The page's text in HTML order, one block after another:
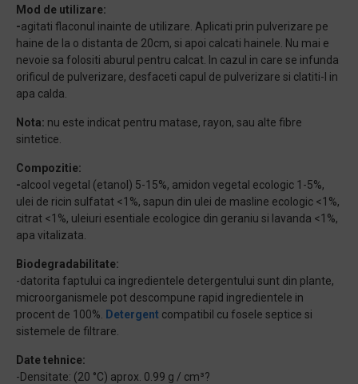
Mod de utilizare:
-agitati flaconul inainte de utilizare. Aplicati prin pulverizare pe
haine de la o distanta de 20cm, si apoi calcati hainele. Nu mai e
nevoie sa folositi aburul pentru calcat. In cazul in care se infunda
orificul de pulverizare, desfaceti capul de pulverizare si clatiti-l in
apa calda.
Nota: nu este indicat pentru matase, rayon, sau alte fibre
sintetice.
Compozitie:
-alcool vegetal (etanol) 5-15%, amidon vegetal ecologic 1-5%,
ulei de ricin sulfatat <1%, sapun din ulei de masline ecologic <1%,
citrat <1%, uleiuri esentiale ecologice din geraniu si lavanda <1%,
apa vitalizata.
Biodegradabilitate:
-datorita faptului ca ingredientele detergentului sunt din plante,
microorganismele pot descompune rapid ingredientele in
procent de 100%.
Detergent compatibil cu fosele septice si
sistemele de filtrare.
Date tehnice:
-Densitate: (20 °C) aprox. 0.99 g / cm³?